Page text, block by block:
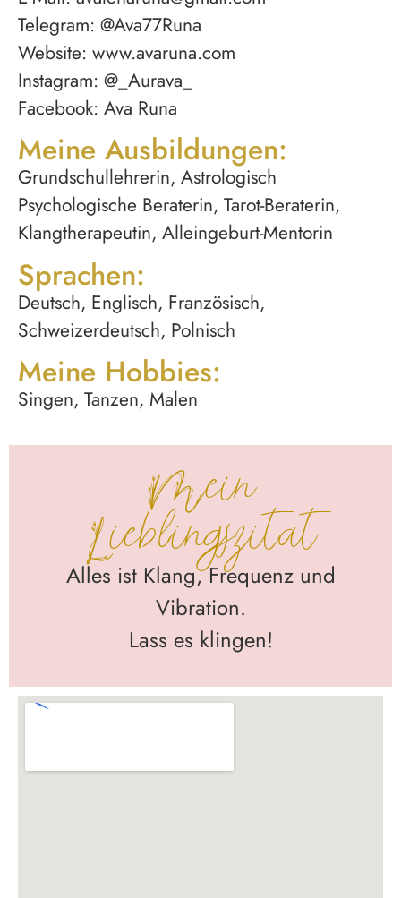
Telegram: @Ava77Runa
Website: www.avaruna.com
Instagram: @_Aurava_
Facebook: Ava Runa
Meine Ausbildungen:
Grundschullehrerin, Astrologisch
Psychologische Beraterin, Tarot-Beraterin,
Klangtherapeutin, Alleingeburt-Mentorin
Sprachen:
Deutsch, Englisch, Französisch,
Schweizerdeutsch, Polnisch
Meine Hobbies:
Singen, Tanzen, Malen
Mein
Lieblingszitat
Alles ist Klang, Frequenz und
Vibration.
Lass es klingen!